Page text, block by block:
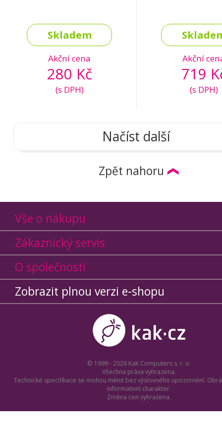
Skladem
Akční cena
280 Kč
(s DPH)
Akční
719
(s DPH)
Načíst další
Zpět nahoru
Vše o nákupu
Zákaznický servis
O společnosti
Zobrazit plnou verzi e-shopu
© 1999 - 2026 KaK Computers s. r. o.
Všechna práva vyhrazena.
Technické specifikace se mohou měnit bez výslovného upozornění.
informativní charakter.
Změna cen vyhrazena.